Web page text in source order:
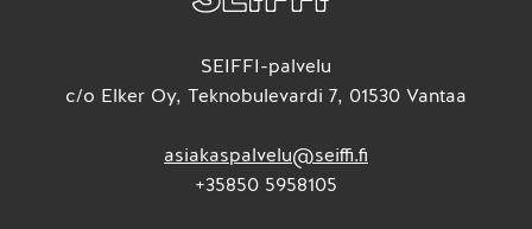
SEIFFI-palvelu
c/o Elker Oy, Teknobulevardi 7, 01530 Vantaa
asiakaspalvelu@seiffi.fi
+35850 5958105